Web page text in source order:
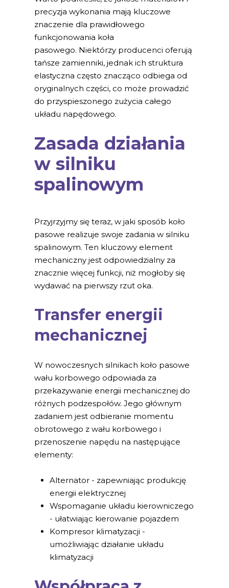
precyzja wykonania mają kluczowe
znaczenie dla prawidłowego
funkcjonowania koła
pasowego. Niektórzy producenci oferują
tańsze zamienniki, jednak ich struktura
elastyczna często znacząco odbiega od
oryginalnych części, co może prowadzić
do przyspieszonego zużycia całego
układu napędowego.
Zasada działania
w silniku
spalinowym
Przyjrzyjmy się teraz, w jaki sposób koło
pasowe realizuje swoje zadania w silniku
spalinowym. Ten kluczowy element
mechaniczny jest odpowiedzialny za
znacznie więcej funkcji, niż mogłoby się
wydawać na pierwszy rzut oka.
Transfer energii
mechanicznej
W nowoczesnych silnikach koło pasowe
wału korbowego odpowiada za
przekazywanie energii mechanicznej do
różnych podzespołów. Jego głównym
zadaniem jest odbieranie momentu
obrotowego z wału korbowego i
przenoszenie napędu na następujące
elementy:
Alternator - zapewniając produkcję
energii elektrycznej
Wspomaganie układu kierowniczego
- ułatwiając kierowanie pojazdem
Kompresor klimatyzacji -
umożliwiając działanie układu
klimatyzacji